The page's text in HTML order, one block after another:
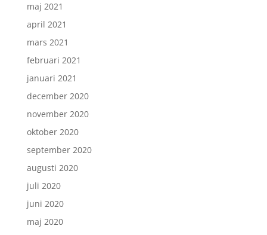
maj 2021
april 2021
mars 2021
februari 2021
januari 2021
december 2020
november 2020
oktober 2020
september 2020
augusti 2020
juli 2020
juni 2020
maj 2020